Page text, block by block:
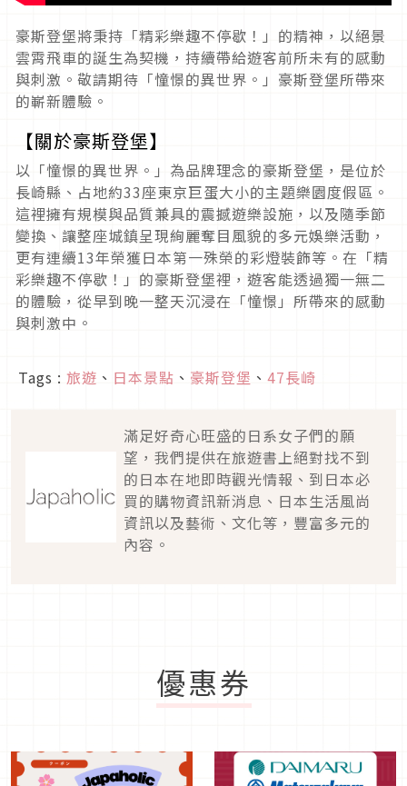
豪斯登堡將秉持「精彩樂趣不停歇！」的精神，以絕景
雲霄飛車的誕生為契機，持續帶給遊客前所未有的感動
與刺激。敬請期待「憧憬的異世界。」豪斯登堡所帶來
的嶄新體驗。
【關於豪斯登堡】
以「憧憬的異世界。」為品牌理念的豪斯登堡，是位於
長崎縣、占地約33座東京巨蛋大小的主題樂園度假區。
這裡擁有規模與品質兼具的震撼遊樂設施，以及隨季節
變換、讓整座城鎮呈現絢麗奪目風貌的多元娛樂活動，
更有連續13年榮獲日本第一殊榮的彩燈裝飾等。在「精
彩樂趣不停歇！」的豪斯登堡裡，遊客能透過獨一無二
的體驗，從早到晚一整天沉浸在「憧憬」所帶來的感動
與刺激中。
Tags : 旅遊 、 日本景點 、 豪斯登堡 、 47長崎
滿足好奇心旺盛的日系女子們的願
望，我們提供在旅遊書上絕對找不到
的日本在地即時觀光情報、到日本必
買的購物資訊新消息、日本生活風尚
資訊以及藝術、文化等，豐富多元的
內容。
優惠券